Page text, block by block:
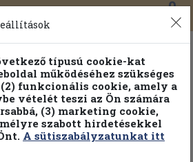
0
1.000.000 kiadványunk közül
kedvezménnyel!
típusú cookie-kat
működéséhez szükséges
funkcionális cookie, amely a
vételét teszi az Ön számára
(3) marketing cookie,
szabott hirdetésekkel
A sütiszabályzatunkat itt